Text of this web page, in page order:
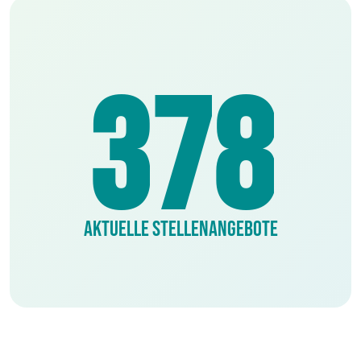
378
AKTUELLE STELLENANGEBOTE